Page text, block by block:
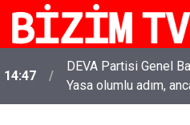
14:47
DEVA Partisi Genel
Yasa olumlu adım,